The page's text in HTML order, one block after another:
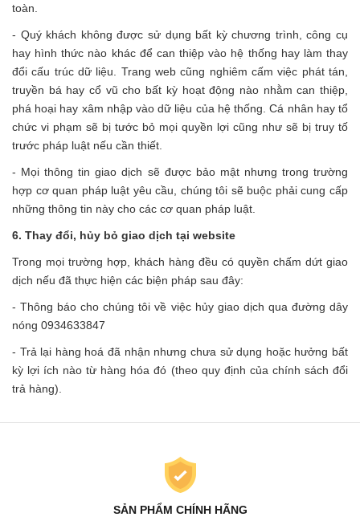
toàn.
- Quý khách không được sử dụng bất kỳ chương trình, công cụ
hay hình thức nào khác để can thiệp vào hệ thống hay làm thay
đổi cấu trúc dữ liệu. Trang web cũng nghiêm cấm việc phát tán,
truyền bá hay cổ vũ cho bất kỳ hoạt động nào nhằm can thiệp,
phá hoại hay xâm nhập vào dữ liệu của hệ thống. Cá nhân hay tổ
chức vi phạm sẽ bị tước bỏ mọi quyền lợi cũng như sẽ bị truy tố
trước pháp luật nếu cần thiết.
- Mọi thông tin giao dịch sẽ được bảo mật nhưng trong trường
hợp cơ quan pháp luật yêu cầu, chúng tôi sẽ buộc phải cung cấp
những thông tin này cho các cơ quan pháp luật.
6. Thay đổi, hủy bỏ giao dịch tại website
Trong mọi trường hợp, khách hàng đều có quyền chấm dứt giao
dịch nếu đã thực hiện các biện pháp sau đây:
- Thông báo cho chúng tôi về việc hủy giao dịch qua đường dây
nóng 0934633847
- Trả lại hàng hoá đã nhận nhưng chưa sử dụng hoặc hưởng bất
kỳ lợi ích nào từ hàng hóa đó (theo quy định của chính sách đổi
trả hàng).
SẢN PHẨM CHÍNH HÃNG